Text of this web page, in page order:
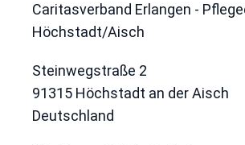
Caritasverband Erlangen -
Höchstadt/Aisch
Steinwegstraße 2
91315 Höchstadt an der Aisch
Deutschland